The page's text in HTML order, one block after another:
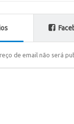
de email não será